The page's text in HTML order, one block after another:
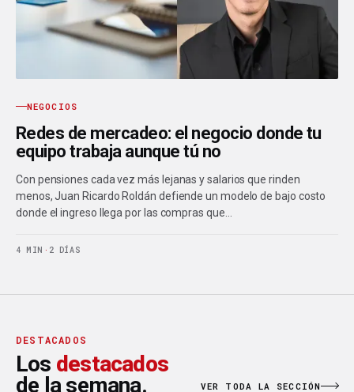
NEGOCIOS
Redes de mercadeo: el negocio donde tu
equipo trabaja aunque tú no
Con pensiones cada vez más lejanas y salarios que rinden
menos, Juan Ricardo Roldán defiende un modelo de bajo costo
donde el ingreso llega por las compras que…
4 MIN · 2 DÍAS
DESTACADOS
Los destacados
de la semana.
VER TODA LA SECCIÓN